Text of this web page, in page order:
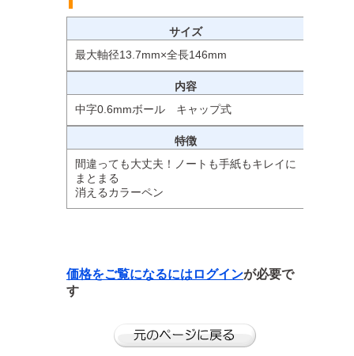
サイズ
最大軸径13.7mm×全長146mm
内容
中字0.6mmボール キャップ式
特徴
間違っても大丈夫！ノートも手紙もキレイに
まとまる
消えるカラーペン
価格をご覧になるにはログインが必要で
す